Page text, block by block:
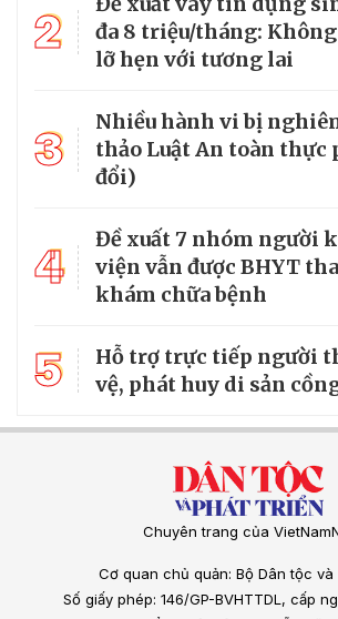
2
đa 8 triệu/tháng:
lỡ hẹn với tương lai
3
Nhiều hành vi bị
thảo Luật An toàn thực
đổi)
4
Đề xuất 7 nhóm người
viện vẫn được BHYT
khám chữa bệnh
5
Hỗ trợ trực tiếp người
vệ, phát huy di sản
Chuyên trang của
Cơ quan chủ quản: Bộ Dân tộc và
Số giấy phép: 146/GP-BVHTTDL, cấp